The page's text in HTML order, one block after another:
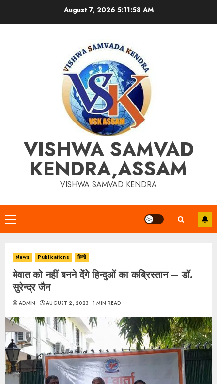
August 7, 2026 5:11:59 AM
VISHWA SAMVAD
KENDRA,ASSAM
VISHWA SAMVAD KENDRA
Primary
Menu
News Publications हिन्दी
मेवात को नहीं बनने देंगे हिन्दुओं का कब्रिस्तान – डॉ.
सुरेन्द्र जैन
ADMIN AUGUST 2, 2023 1 MIN READ